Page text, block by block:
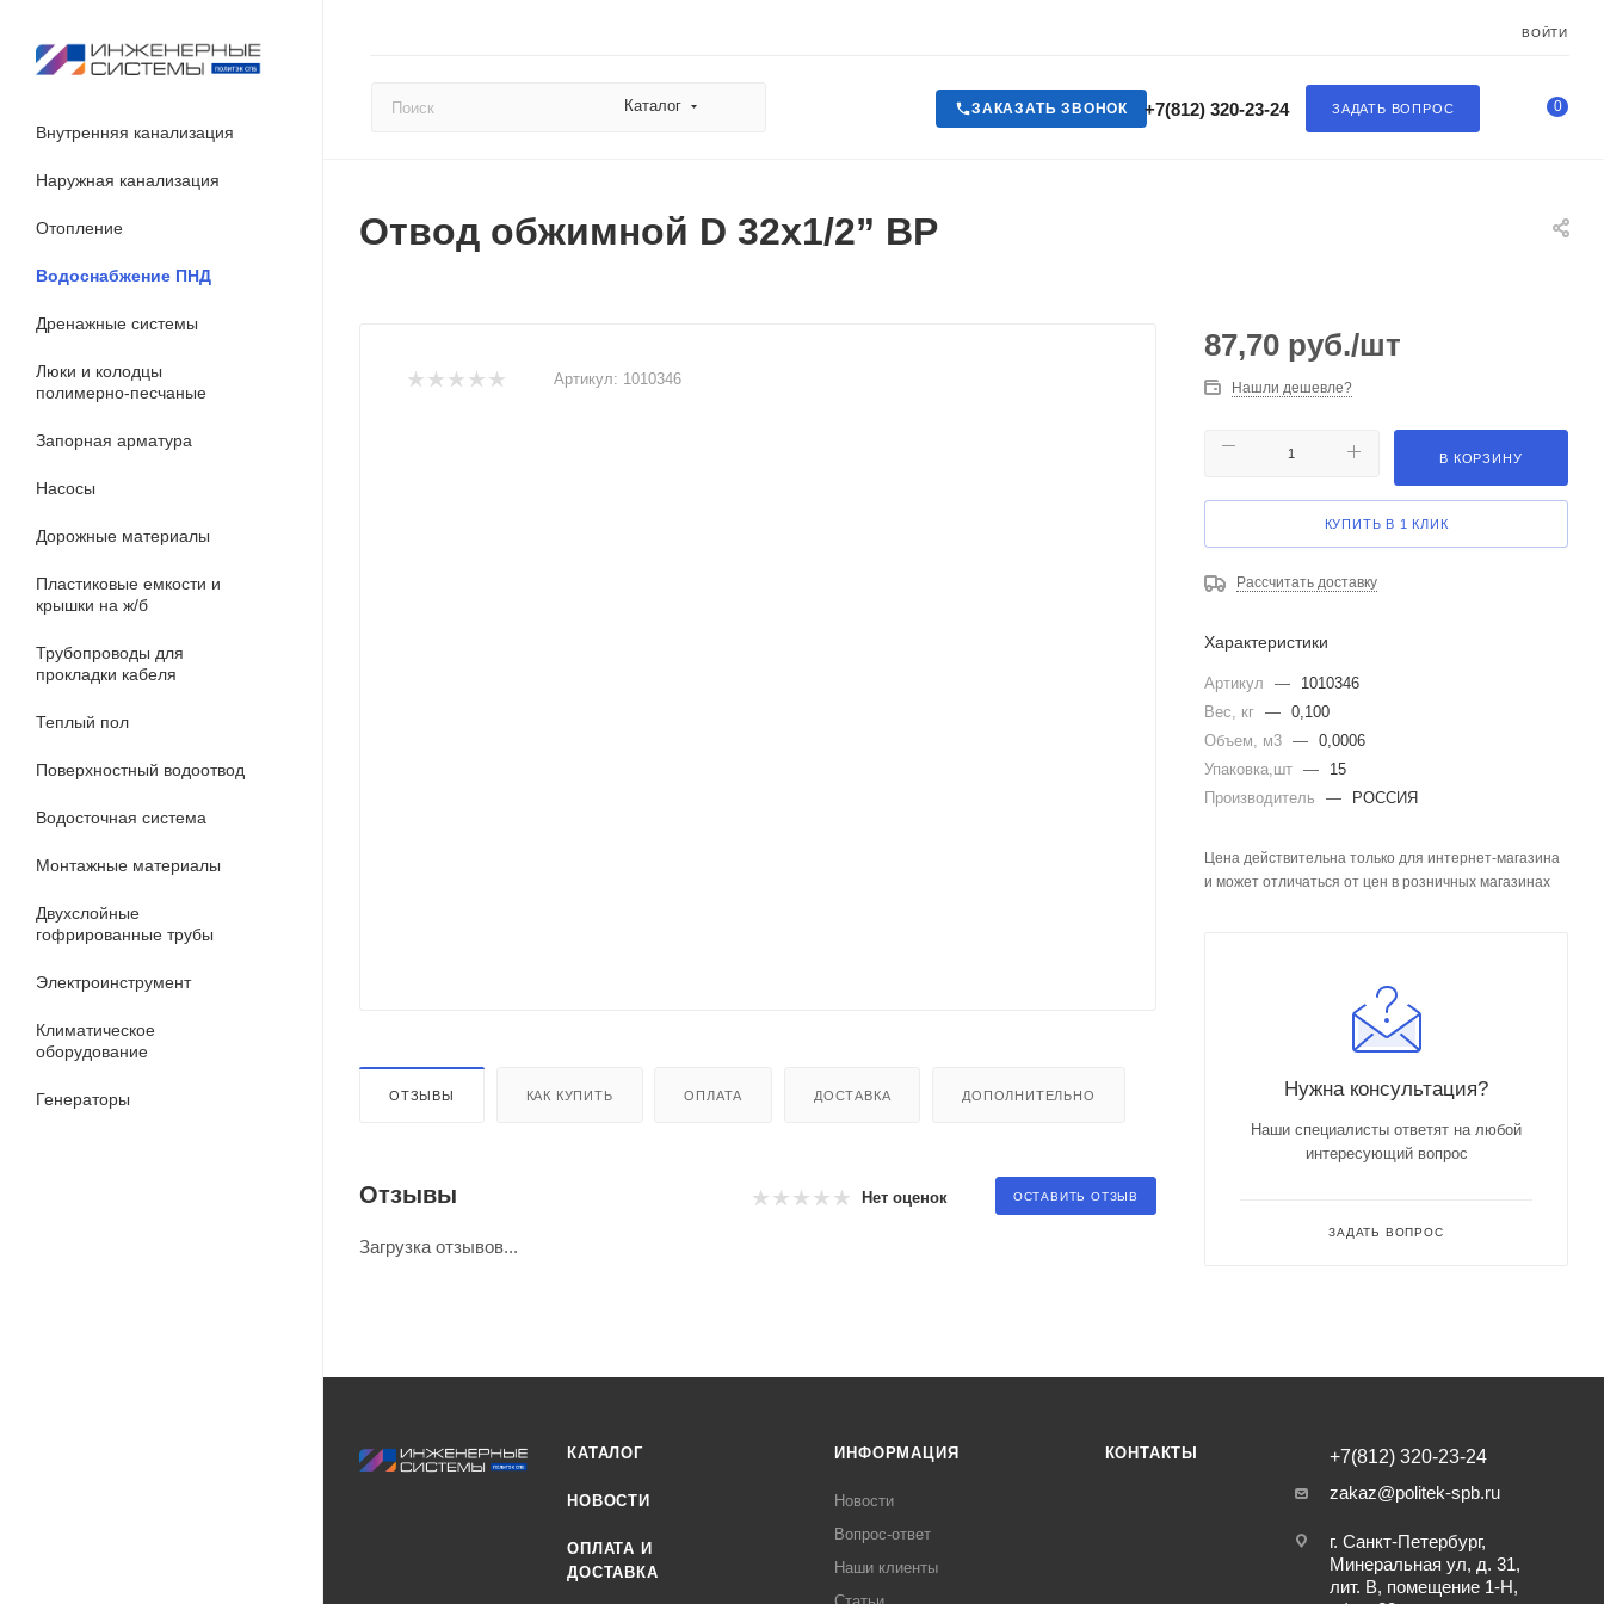
ВОЙТИ
Каталог ЗАДАТЬ ВОПРОС
+7(812) 320-23-24
ЗАКАЗАТЬ ЗВОНОК 0
Внутренняя канализация
Наружная канализация
Отопление
Водоснабжение ПНД
Дренажные системы
Люки и колодцы
полимерно-песчаные
Запорная арматура
Насосы
Дорожные материалы
Пластиковые емкости и
крышки на ж/б
Трубопроводы для
прокладки кабеля
Теплый пол
Поверхностный водоотвод
Водосточная система
Монтажные материалы
Двухслойные
гофрированные трубы
Электроинструмент
Климатическое
оборудование
Генераторы
Отвод обжимной D 32x1/2” ВР
Артикул: 1010346
ОТЗЫВЫ КАК КУПИТЬ ОПЛАТА ДОСТАВКА ДОПОЛНИТЕЛЬНО
Отзывы Нет оценок ОСТАВИТЬ ОТЗЫВ
Загрузка отзывов...
87,70 руб./шт
Нашли дешевле?
В КОРЗИНУ
КУПИТЬ В 1 КЛИК
Рассчитать доставку
Характеристики
Артикул —
1010346
Вес, кг — 0,100
Объем, м3 — 0,0006
Упаковка,шт —
15
Производитель
— РОССИЯ
Цена действительна только для интернет-магазина
и может отличаться от цен в розничных магазинах
Нужна консультация?
Наши специалисты ответят на любой
интересующий вопрос
ЗАДАТЬ ВОПРОС
КАТАЛОГ
НОВОСТИ
ОПЛАТА И
ДОСТАВКА
ИНФОРМАЦИЯ
Новости
Вопрос-ответ
Наши клиенты
КОНТАКТЫ
+7(812) 320-23-24
zakaz@politek-spb.ru
г. Санкт-Петербург,
Минеральная ул, д. 31,
лит. В, помещение 1-Н,